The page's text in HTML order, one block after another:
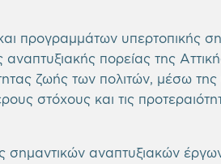
προγραμμάτων υπερτοπικής
πορείας της
ζωής των πολιτών, μέσω
στόχους και τις
σημαντικών αναπτυξιακών